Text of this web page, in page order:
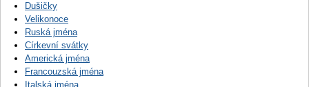
Dušičky
Velikonoce
Ruská jména
Církevní svátky
Americká jména
Francouzská jména
Italská jména